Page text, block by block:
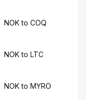
NOK to COQ
NOK to LTC
NOK to MYRO